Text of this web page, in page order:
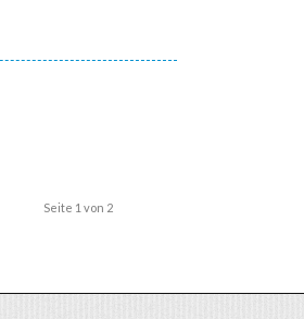
Seite 1 von 2